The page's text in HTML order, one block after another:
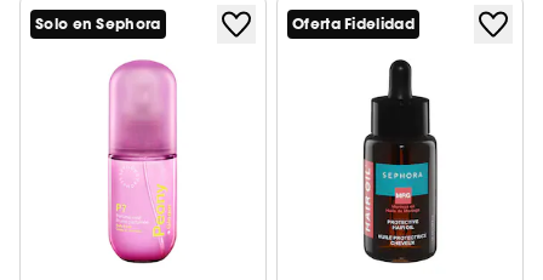
Solo en Sephora Oferta Fidelidad